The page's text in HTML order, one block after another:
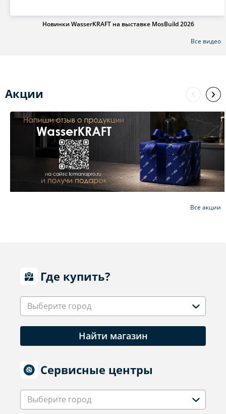
Новинки WasserKRAFT на выставке MosBuild 2026
Все видео
Акции
Все акции
Где купить?
Выберите город
Найти магазин
Сервисные центры
Выберите город